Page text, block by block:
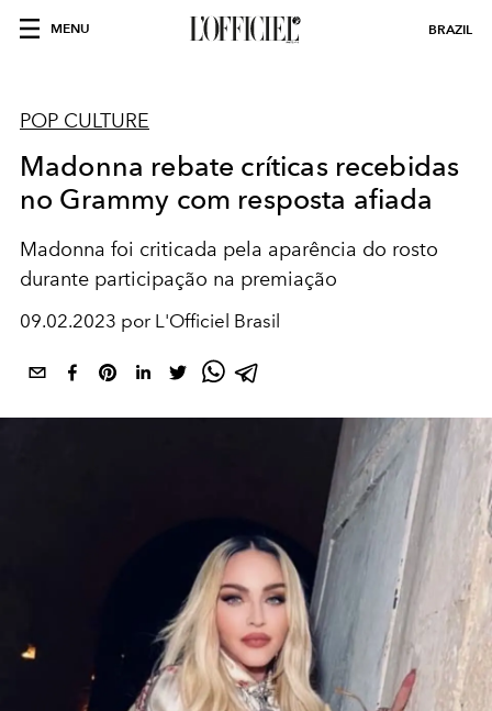
MENU BRAZIL
POP CULTURE
Madonna rebate críticas recebidas
no Grammy com resposta afiada
Madonna foi criticada pela aparência do rosto
durante participação na premiação
09.02.2023 por L'Officiel Brasil